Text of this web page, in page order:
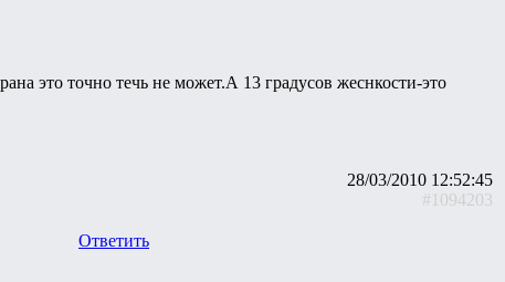
это точно течь не может.А 13 градусов жеснкости-это
28/03/2010 12:52:45
#1094203
Ответить